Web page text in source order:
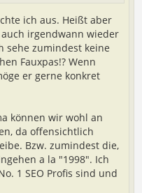
ich aus. Heißt aber
irgendwann wieder
sehe zumindest keine
Fauxpas!? Wenn
er gerne konkret
können wir wohl an
da offensichtlich
Bzw. zumindest die,
a la "1998". Ich
1 SEO Profis sind und